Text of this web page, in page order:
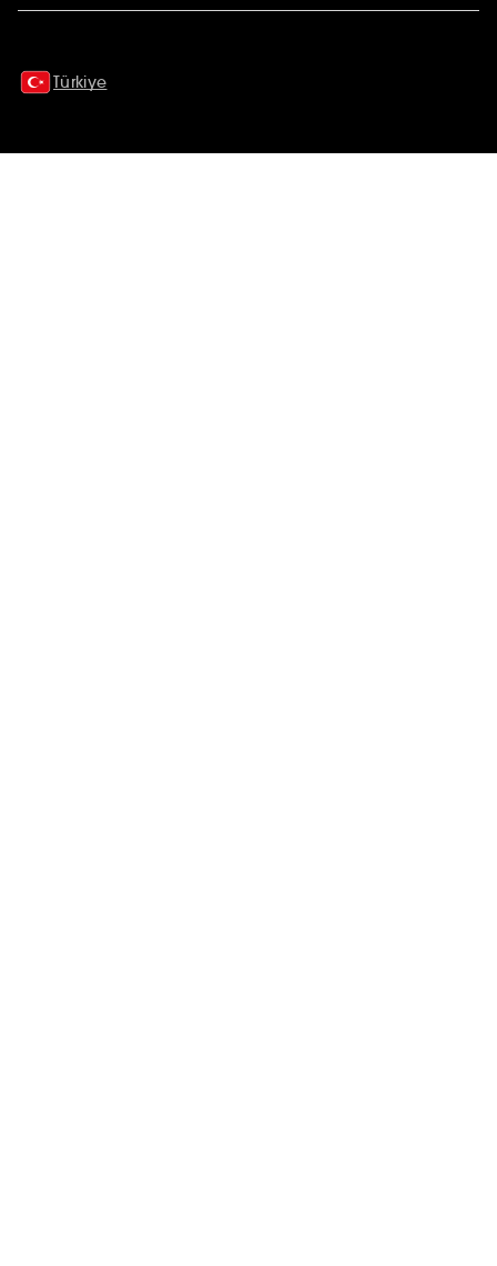
Türkiye